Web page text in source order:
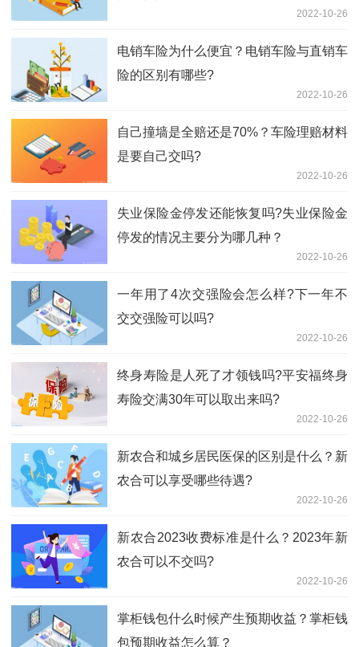
2022-10-26
电销车险为什么便宜？电销车险与直销车
险的区别有哪些?
2022-10-26
自己撞墙是全赔还是70%？车险理赔材料
是要自己交吗?
2022-10-26
失业保险金停发还能恢复吗?失业保险金
停发的情况主要分为哪几种？
2022-10-26
一年用了4次交强险会怎么样?下一年不
交交强险可以吗?
2022-10-26
终身寿险是人死了才领钱吗?平安福终身
寿险交满30年可以取出来吗?
2022-10-26
新农合和城乡居民医保的区别是什么？新
农合可以享受哪些待遇?
2022-10-26
新农合2023收费标准是什么？2023年新
农合可以不交吗?
2022-10-26
掌柜钱包什么时候产生预期收益？掌柜钱
包预期收益怎么算？